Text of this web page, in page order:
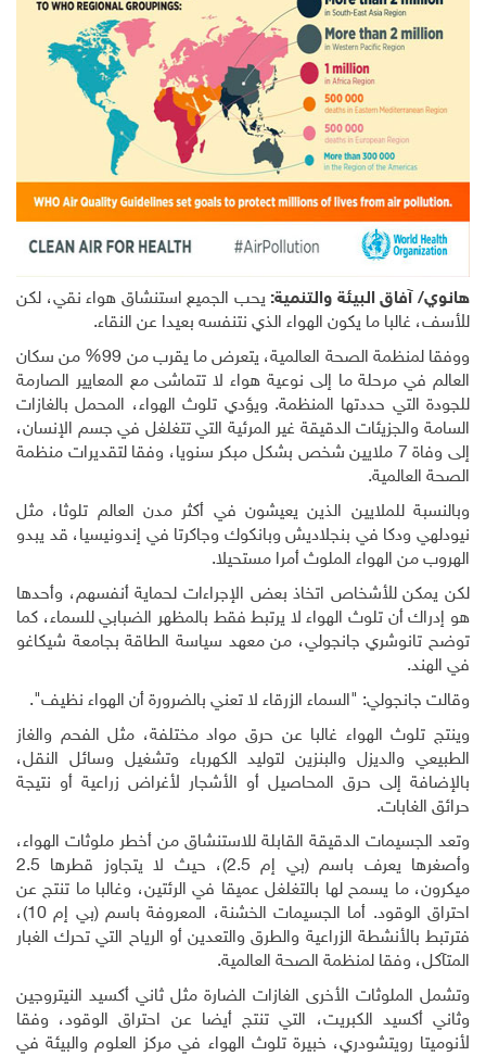
هانوي/ آفاق البيئة والتنمية: يحب الجميع استنشاق هواء نقي، لكن
للأسف، غالبا ما يكون الهواء الذي نتنفسه بعيدا عن النقاء.
ووفقا لمنظمة الصحة العالمية، يتعرض ما يقرب من 99% من سكان
العالم في مرحلة ما إلى نوعية هواء لا تتماشى مع المعايير الصارمة
للجودة التي حددتها المنظمة. ويؤدي تلوث الهواء، المحمل بالغازات
السامة والجزيئات الدقيقة غير المرئية التي تتغلغل في جسم الإنسان،
إلى وفاة 7 ملايين شخص بشكل مبكر سنويا، وفقا لتقديرات منظمة
الصحة العالمية.
وبالنسبة للملايين الذين يعيشون في أكثر مدن العالم تلوثا، مثل
نيودلهي ودكا في بنجلاديش وبانكوك وجاكرتا في إندونيسيا، قد يبدو
الهروب من الهواء الملوث أمرا مستحيلا.
لكن يمكن للأشخاص اتخاذ بعض الإجراءات لحماية أنفسهم، وأحدها
هو إدراك أن تلوث الهواء لا يرتبط فقط بالمظهر الضبابي للسماء، كما
توضح تانوشري جانجولي، من معهد سياسة الطاقة بجامعة شيكاغو
في الهند.
وقالت جانجولي: "السماء الزرقاء لا تعني بالضرورة أن الهواء نظيف".
وينتج تلوث الهواء غالبا عن حرق مواد مختلفة، مثل الفحم والغاز
الطبيعي والديزل والبنزين لتوليد الكهرباء وتشغيل وسائل النقل،
بالإضافة إلى حرق المحاصيل أو الأشجار لأغراض زراعية أو نتيجة
حرائق الغابات.
وتعد الجسيمات الدقيقة القابلة للاستنشاق من أخطر ملوثات الهواء،
وأصغرها يعرف باسم (بي إم 2.5
)، حيث لا يتجاوز قطرها 2.5
ميكرون، ما يسمح لها بالتغلغل عميقا في الرئتين، وغالبا ما تنتج عن
احتراق الوقود. أما الجسيمات الخشنة، المعروفة باسم (بي إم 10)،
فترتبط بالأنشطة الزراعية والطرق والتعدين أو الرياح التي تحرك الغبار
المتآكل، وفقا لمنظمة الصحة العالمية.
وتشمل الملوثات الأخرى الغازات الضارة مثل ثاني أكسيد النيتروجين
وثاني أكسيد الكبريت، التي تنتج أيضا عن احتراق الوقود، وفقا
لأنوميتا رويتشودري، خبيرة تلوث الهواء في مركز العلوم والبيئة في